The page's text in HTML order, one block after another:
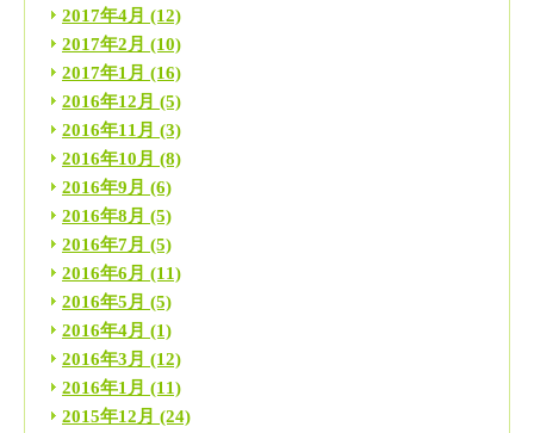
2017年4月 (12)
2017年2月 (10)
2017年1月 (16)
2016年12月 (5)
2016年11月 (3)
2016年10月 (8)
2016年9月 (6)
2016年8月 (5)
2016年7月 (5)
2016年6月 (11)
2016年5月 (5)
2016年4月 (1)
2016年3月 (12)
2016年1月 (11)
2015年12月 (24)